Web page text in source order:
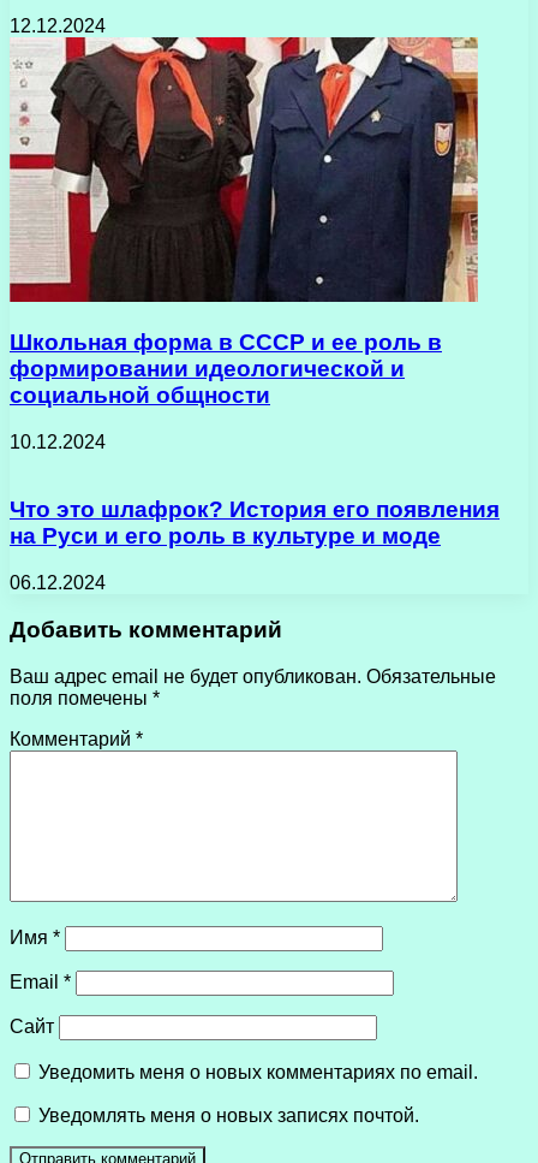
12.12.2024
Школьная форма в СССР и ее роль в
формировании идеологической и
социальной общности
10.12.2024
Что это шлафрок? История его появления
на Руси и его роль в культуре и моде
06.12.2024
Добавить комментарий
Ваш адрес email не будет опубликован. Обязательные
поля помечены *
Комментарий *
Имя *
Email *
Сайт
Уведомить меня о новых комментариях по email.
Уведомлять меня о новых записях почтой.